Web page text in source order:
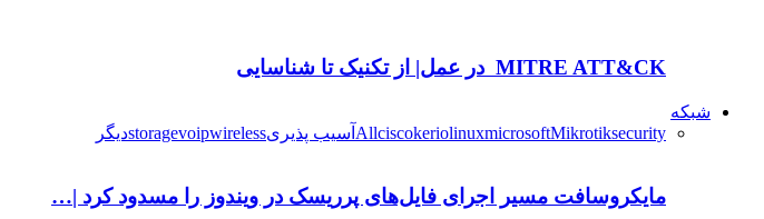
MITRE ATT&CK در عمل| از تکنیک تا شناسایی
شبکه
AllciscokeriolinuxmicrosoftMikrotiksecurity آسیب پذیری storagevoipwireless دیگر
مایکروسافت مسیر اجرای فایل‌های پرریسک در ویندوز را مسدود کرد |…